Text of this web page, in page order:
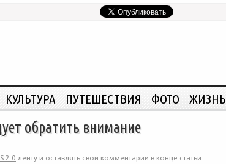
КУЛЬТУРА ПУТЕШЕСТВИЯ ФОТО ЖИЗНЬ
обратить внимание
2.0 ленту и оставлять свои комментарии в конце статьи.